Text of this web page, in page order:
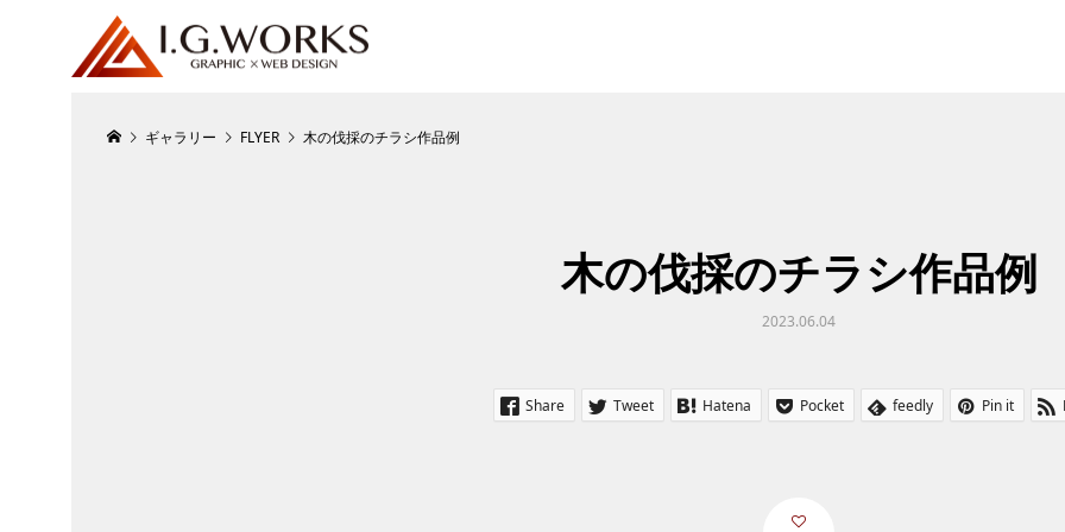
ギャラリー FLYER 木の伐採のチラシ作品例
木の伐採のチラシ作品例
2023.06.04
Share Tweet Hatena Pocket feedly Pin it